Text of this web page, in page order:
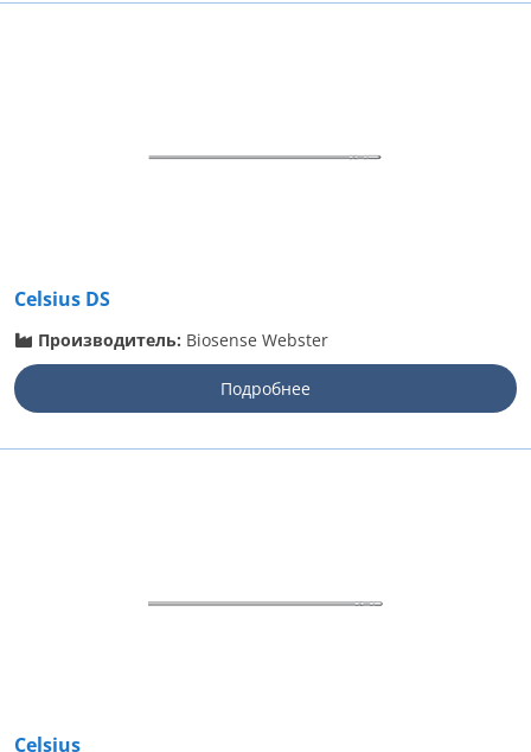
Celsius DS
Производитель: Biosense Webster
Подробнее
Celsius